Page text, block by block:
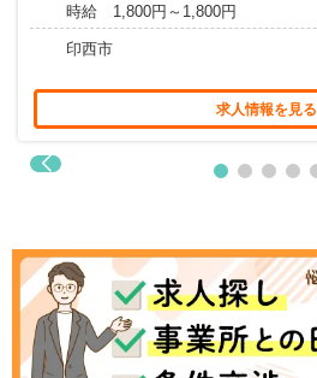
時給 1,800円～1,800円
印西市
求人情報を見る